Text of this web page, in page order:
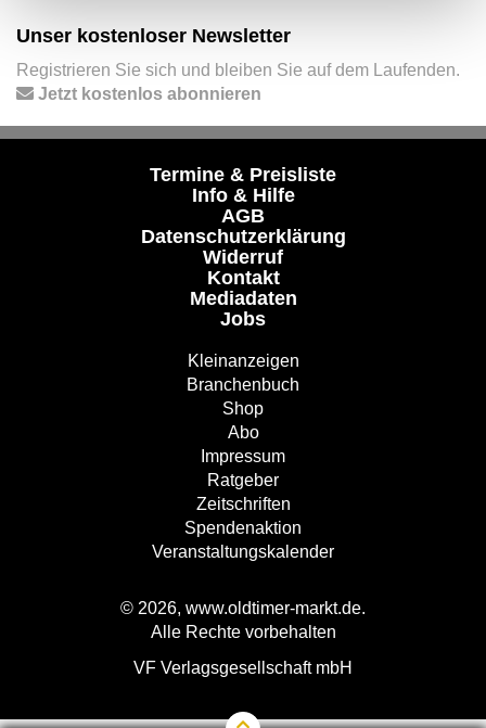
Unser kostenloser Newsletter
Registrieren Sie sich und bleiben Sie auf dem Laufenden.
Jetzt kostenlos abonnieren
Termine & Preisliste
Info & Hilfe
AGB
Datenschutzerklärung
Widerruf
Kontakt
Mediadaten
Jobs
Kleinanzeigen
Branchenbuch
Shop
Abo
Impressum
Ratgeber
Zeitschriften
Spendenaktion
Veranstaltungskalender
© 2026, www.oldtimer-markt.de.
Alle Rechte vorbehalten
VF Verlagsgesellschaft mbH